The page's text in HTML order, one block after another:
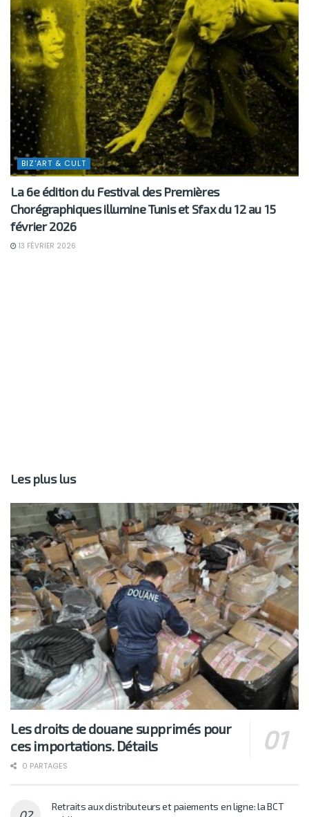
BIZ'ART & CULT
La 6e édition du Festival des Premières
Chorégraphiques illumine Tunis et Sfax du 12 au 15
février 2026
13 FÉVRIER 2026
Les plus lus
Les droits de douane supprimés pour
ces importations. Détails
0 PARTAGES
Retraits aux distributeurs et paiements en ligne: la BCT